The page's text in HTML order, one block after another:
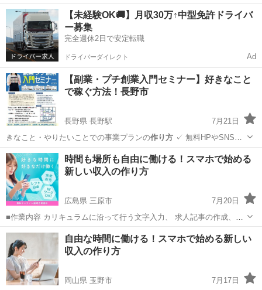
問い合わせ対応、 SNS運営などを担当していただきます。 ・未経験の
方でも安心して始められます ・作業量に応じて報 酬アップが見込めま
す ...
北海道 室蘭市 キャンペーン
【未経験OK🚚】月収30万↑中型免許ドライバ
ー募集
完全週休2日で安定転職
ドライバーダイレクト Ad
【副業・プチ創業入門セミナー】好きなこと
で稼ぐ方法！長野市
長野県 長野駅
7月21日
きなこと・やりたいことでの事業プランの作り方✓ 無料HPやSNS活
用など低コス…
長野 長野市 長野駅 セミナー
時間も場所も自由に働ける！スマホで始める
新しい収入の作り方
広島県 三原市
7月20日
■作業内容 カリキュラムに沿って行う文字入力、 求人記事の作成、お
問い合わせ対応、 SNS運営などを担当していただきます。 ・未経験の
方でも安心して始められます ・作業量に応じて報 酬アップが見込めま
す ...
広島 三原市 キャンペーン
自由な時間に働ける！スマホで始める新しい
収入の作り方
岡山県 玉野市
7月17日